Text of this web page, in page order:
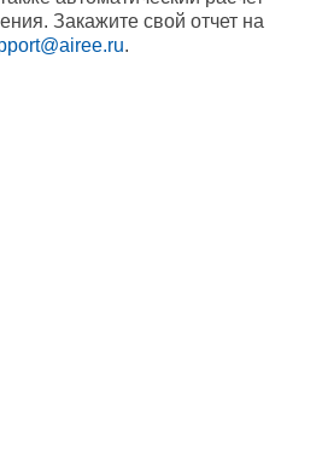
Закажите свой отчет на
.